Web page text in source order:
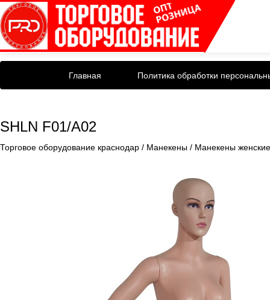
Главная Политика обработки
SHLN F01/A02
Торговое оборудование краснодар / Манекены / Манекены женские